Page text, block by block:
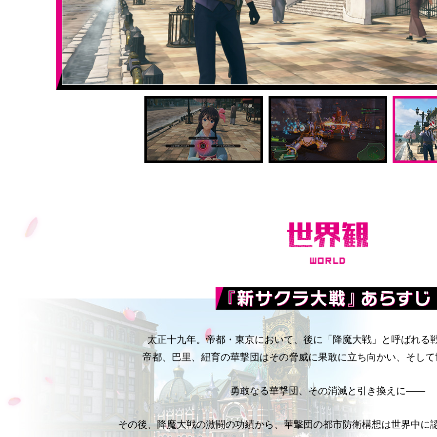
太正十九年。帝都・東京において、 後に「降魔大戦」と呼ばれる
帝都、巴里、紐育の華撃団はその脅威に果敢に立ち向かい、 そし
勇敢なる華撃団、その消滅と引き換えに――
その後、降魔大戦の激闘の功績から、華撃団の都市防衛構想は世界中に